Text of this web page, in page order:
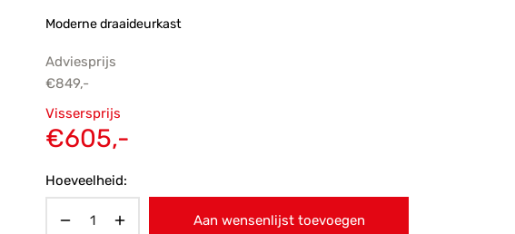
Moderne draaideurkast
Adviesprijs
€849,-
Oorspronkelijke
prijs was:
Vissersprijs
€605,-
Hoeveelheid:
Aan wensenlijst toevoegen